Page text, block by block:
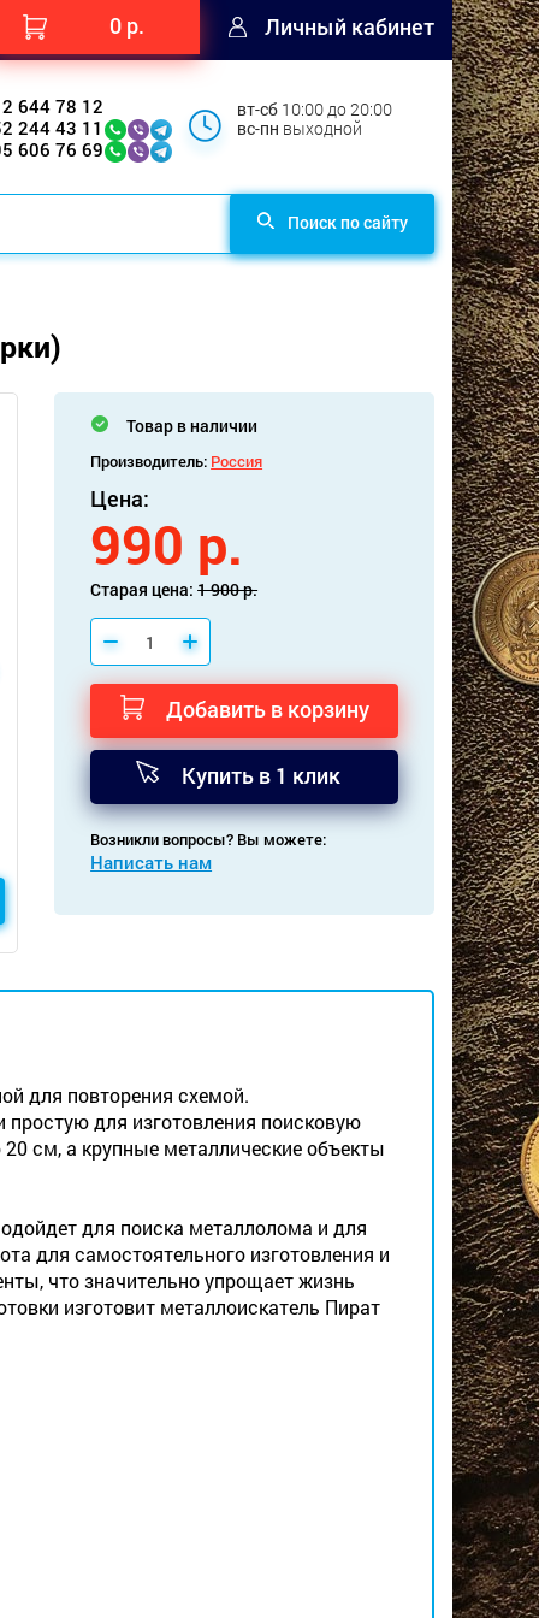
0 р. Личный кабинет
644 78 12
244 43 11
606 76 69
вт-сб 10:00 до 20:00
вс-пн выходной
Поиск по сайту
Товар в наличии
Производитель: Россия
Цена:
990 р.
Старая цена:1 900 р.
Добавить в корзину
Купить в 1 клик
Возникли вопросы? Вы можете:
Написать нам
для повторения схемой.
для изготовления поисковую
см, а крупные металлические объекты
для поиска металлолома и для
для самостоятельного изготовления и
что значительно упрощает жизнь
изготовит металлоискатель Пират